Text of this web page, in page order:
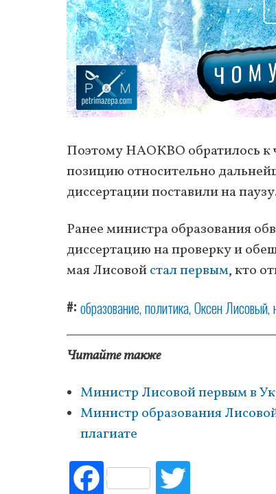
Поэтому НАОКВО обратилось к
позицию относительно
диссертации поставили на
Ранее министра образования
диссертацию на проверку и
мая Лисовойстал первым, кто
# образование политика Оксен Лисовый
Читайте также
Министр Лисовой первым в
Министр образования
плагиате
Fac